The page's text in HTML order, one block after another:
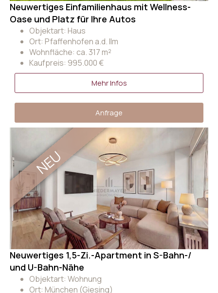
Neuwertiges Einfamilienhaus mit Wellness-
Oase und Platz für Ihre Autos
Objektart: Haus
Ort: Pfaffenhofen a.d. Ilm
Wohnfläche: ca. 317 m²
Kaufpreis: 995.000 €
Mehr Infos
Anfrage
Neuwertiges 1,5-Zi.-Apartment in S-Bahn-/
und U-Bahn-Nähe
NEU
Objektart: Wohnung
Ort: München (Giesing)